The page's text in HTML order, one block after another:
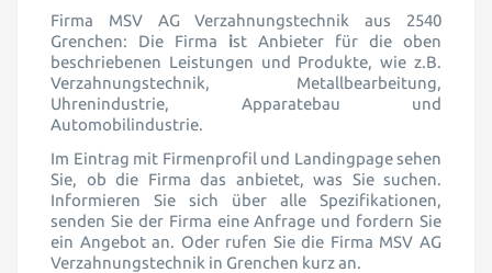
Firma MSV AG Verzahnungstechnik aus 2540
Grenchen: Die Firma ist Anbieter für die oben
beschriebenen Leistungen und Produkte, wie z.B.
Verzahnungstechnik, Metallbearbeitung,
Uhrenindustrie, Apparatebau und
Automobilindustrie.
Im Eintrag mit Firmenprofil und Landingpage sehen
Sie, ob die Firma das anbietet, was Sie suchen.
Informieren Sie sich über alle Spezifikationen,
senden Sie der Firma eine Anfrage und fordern Sie
ein Angebot an. Oder rufen Sie die Firma MSV AG
Verzahnungstechnik in Grenchen kurz an.